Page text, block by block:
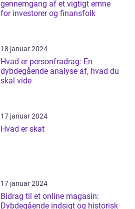
gennemgang af et vigtigt emne
for investorer og finansfolk
18 januar 2024
Hvad er personfradrag: En
dybdegående analyse af, hvad du
skal vide
17 januar 2024
Hvad er skat
17 januar 2024
Bidrag til et online magasin:
Dybdegående indsigt og historisk